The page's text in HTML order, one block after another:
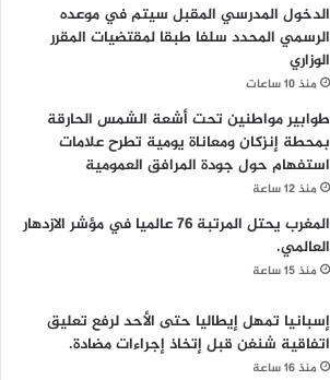
الدخول المدرسي المقبل سیتم في موعده
الرسمي المحدد سلفا طبقا لمقتضیات المقرر
الوزاري
منذ 10 ساعات
طوابير مواطنين تحت أشعة الشمس الحارقة
بمحطة إنزكان ومعاناة يومية تطرح علامات
استفهام حول جودة المرافق العمومية
منذ 12 ساعة
المغرب يحتل المرتبة 76 عالميا في مؤشر الازدهار
العالمي.
منذ 15 ساعة
إسبانيا تمهل إيطاليا حتى الأحد لرفع تعليق
اتفاقية شنغن قبل إتخاذ إجراءات مضادة.
منذ 16 ساعة